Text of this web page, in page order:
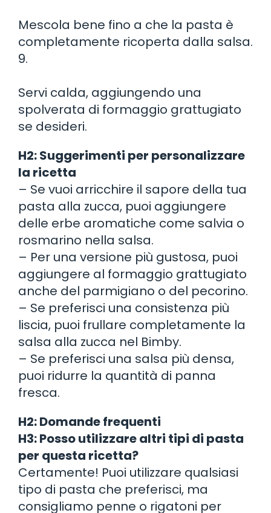
Mescola bene fino a che la pasta è
completamente ricoperta dalla salsa.
9.
Servi calda, aggiungendo una
spolverata di formaggio grattugiato
se desideri.
H2: Suggerimenti per personalizzare
la ricetta
– Se vuoi arricchire il sapore della tua
pasta alla zucca, puoi aggiungere
delle erbe aromatiche come salvia o
rosmarino nella salsa.
– Per una versione più gustosa, puoi
aggiungere al formaggio grattugiato
anche del parmigiano o del pecorino.
– Se preferisci una consistenza più
liscia, puoi frullare completamente la
salsa alla zucca nel Bimby.
– Se preferisci una salsa più densa,
puoi ridurre la quantità di panna
fresca.
H2: Domande frequenti
H3: Posso utilizzare altri tipi di pasta
per questa ricetta?
Certamente! Puoi utilizzare qualsiasi
tipo di pasta che preferisci, ma
consigliamo penne o rigatoni per